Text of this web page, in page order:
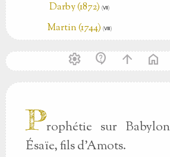
Darby (1872) (Ⅶ)
Martin (1744) (Ⅷ)
settings contact_support arrow_upward home
Prophétie sur
Ésaïe, fils d'Amots.